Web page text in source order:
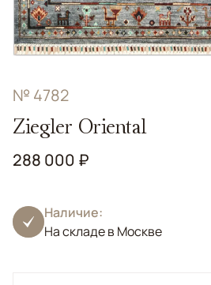
№ 4782
Ziegler Oriental
288 000 ₽
Наличие:
На складе в Москве